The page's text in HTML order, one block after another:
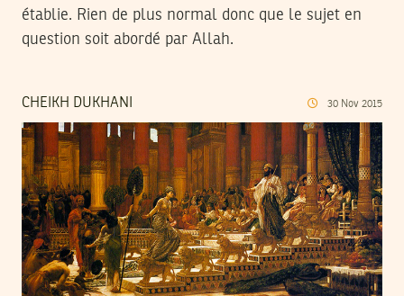
établie. Rien de plus normal donc que le sujet en
question soit abordé par Allah.
CHEIKH DUKHANI 30 Nov 2015